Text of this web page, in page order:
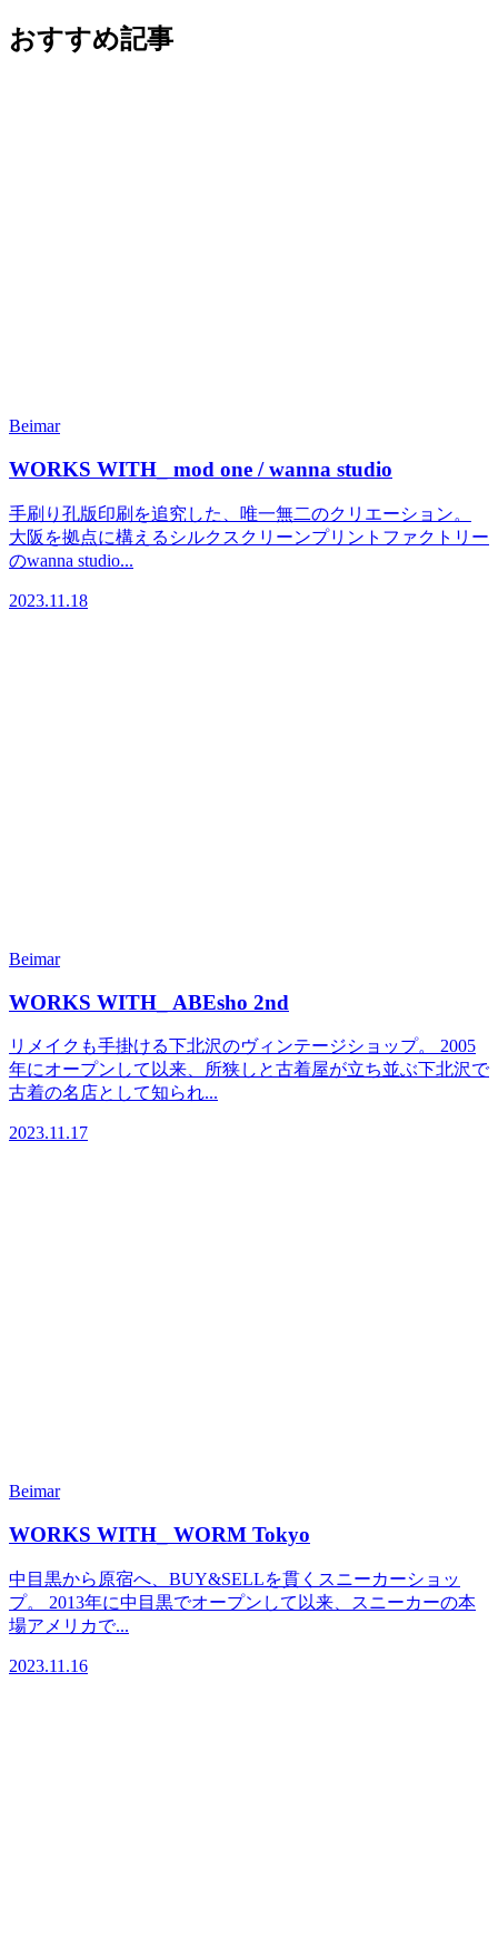
おすすめ記事
Beimar
WORKS WITH_ mod one / wanna studio
手刷り孔版印刷を追究した、唯一無二のクリエーション。
大阪を拠点に構えるシルクスクリーンプリントファクトリー
のwanna studio...
2023.11.18
Beimar
WORKS WITH_ ABEsho 2nd
リメイクも手掛ける下北沢のヴィンテージショップ。 2005
年にオープンして以来、所狭しと古着屋が立ち並ぶ下北沢で
古着の名店として知られ...
2023.11.17
Beimar
WORKS WITH_ WORM Tokyo
中目黒から原宿へ、BUY&SELLを貫くスニーカーショッ
プ。 2013年に中目黒でオープンして以来、スニーカーの本
場アメリカで...
2023.11.16